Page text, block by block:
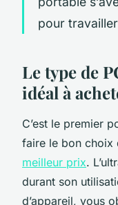
pour
Le type de
idéal à
C’est le premier
faire le bon choix
meilleur prix.
durant son
d’appareil, vous